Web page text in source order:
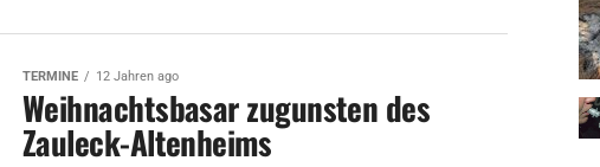
TERMINE 12 Jahren ago
Weihnachtsbasar zugunsten des
Zauleck-Altenheims